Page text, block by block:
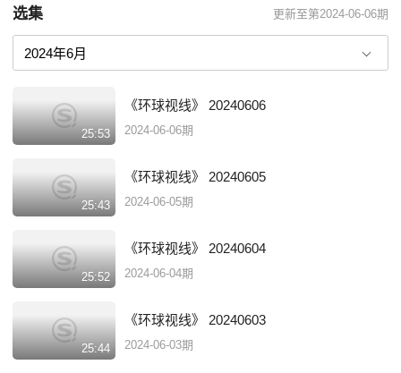
持人劳春燕。水均益以多年的战地报道、国际新闻采访经历以及《高端访
问》栏目近400期采访高端人物的经验积累，着力将《环球视线》打造成
中国电视国际新闻评论类节目第一品牌。节目还将深度挖掘目前国内外知
名、具有极高研究水平的国际问题专家和学者，不断充实已有的权威评论
台驻外记者的全力加盟，将使得节目更具有时效性、国际性和多视角性，
选集 更新至第2024-06-06期
25:53
《环球视线》 20240606
2024-06-06期
25:43
《环球视线》 20240605
2024-06-05期
25:52
《环球视线》 20240604
2024-06-04期
25:44
《环球视线》 20240603
2024-06-03期